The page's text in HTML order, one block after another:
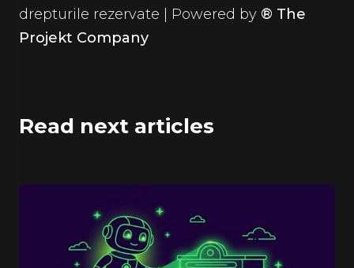
drepturile rezervate | Powered by ® The
Projekt Company
Read next articles